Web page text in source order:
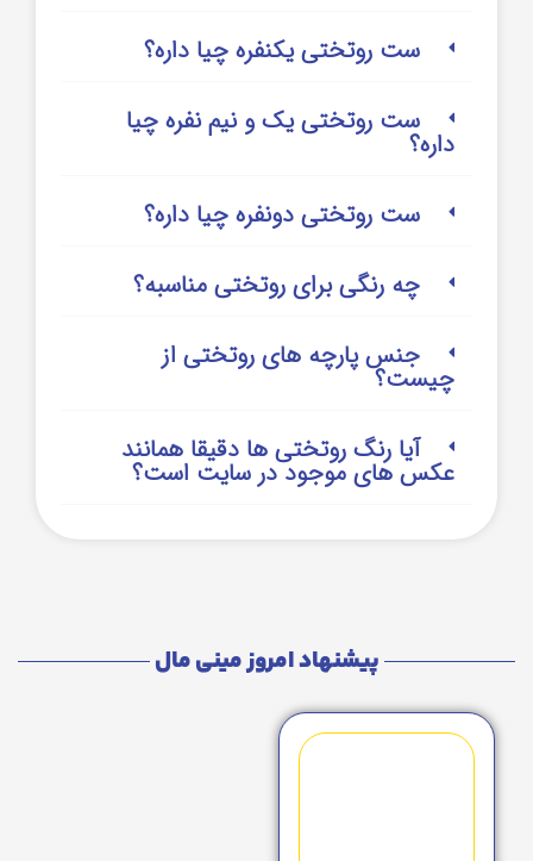
ست روتختی یکنفره چیا داره؟
ست روتختی یک و نیم نفره چیا
داره؟
ست روتختی دونفره چیا داره؟
چه رنگی برای روتختی مناسبه؟
جنس پارچه های روتختی از
چیست؟
آیا رنگ روتختی ها دقیقا همانند
عکس های موجود در سایت است؟
پیشنهاد امروز مینی مال